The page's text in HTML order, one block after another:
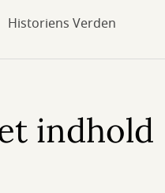
Historiens Verden
indhold